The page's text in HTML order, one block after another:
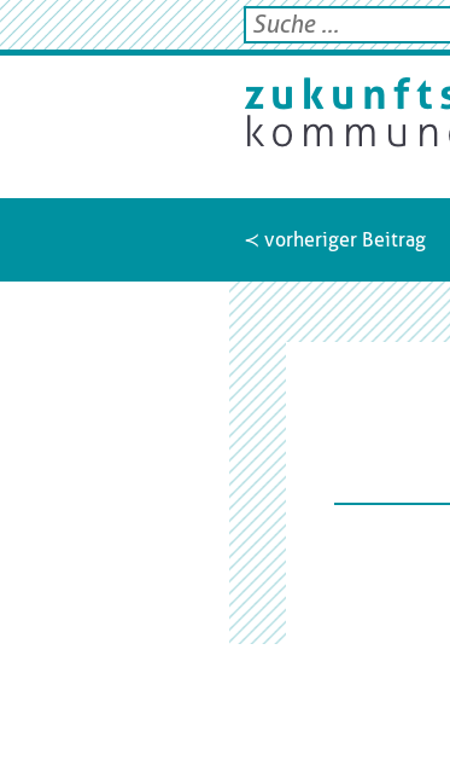
≺ vorheriger Beitrag